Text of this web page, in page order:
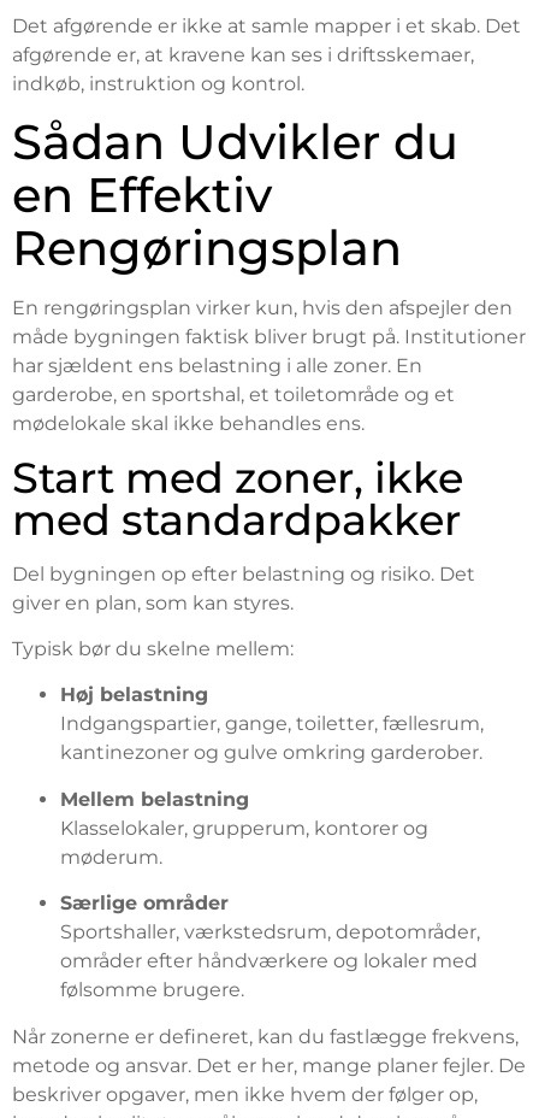
Det afgørende er ikke at samle mapper i et skab. Det
afgørende er, at kravene kan ses i driftsskemaer,
indkøb, instruktion og kontrol.
Sådan Udvikler du
en Effektiv
Rengøringsplan
En rengøringsplan virker kun, hvis den afspejler den
måde bygningen faktisk bliver brugt på. Institutioner
har sjældent ens belastning i alle zoner. En
garderobe, en sportshal, et toiletområde og et
mødelokale skal ikke behandles ens.
Start med zoner, ikke
med standardpakker
Del bygningen op efter belastning og risiko. Det
giver en plan, som kan styres.
Typisk bør du skelne mellem:
Høj belastning
Indgangspartier, gange, toiletter, fællesrum,
kantinezoner og gulve omkring garderober.
Mellem belastning
Klasselokaler, grupperum, kontorer og
møderum.
Særlige områder
Sportshaller, værkstedsrum, depotområder,
områder efter håndværkere og lokaler med
følsomme brugere.
Når zonerne er defineret, kan du fastlægge frekvens,
metode og ansvar. Det er her, mange planer fejler. De
beskriver opgaver, men ikke hvem der følger op,